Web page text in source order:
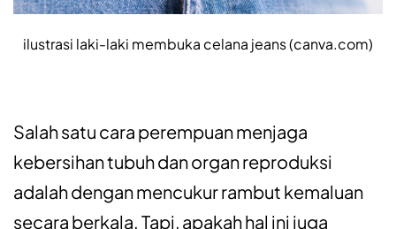
ilustrasi laki-laki membuka celana jeans (canva.com)
Salah satu cara perempuan menjaga
kebersihan tubuh dan organ reproduksi
adalah dengan mencukur rambut kemaluan
secara berkala. Tapi, apakah hal ini juga